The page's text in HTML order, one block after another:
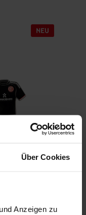
Über Cookies
Anzeigen zu
27